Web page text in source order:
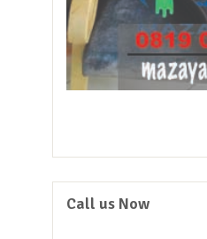
Call us Now